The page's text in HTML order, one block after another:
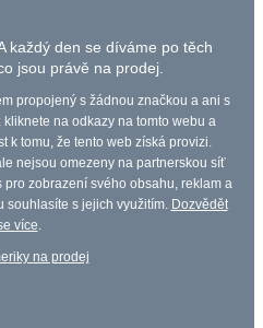
každý den se díváme po těch
jsou právě na prodej.
propojený s žádnou značkou a ani s
na odkazy na tomto webu a
k tomu, že tento web získá provizi.
nejsou omezeny na partnerskou síť
pro zobrazení svého obsahu, reklam a
souhlasíte s jejich využitím. Dozvědět
více
na prodej